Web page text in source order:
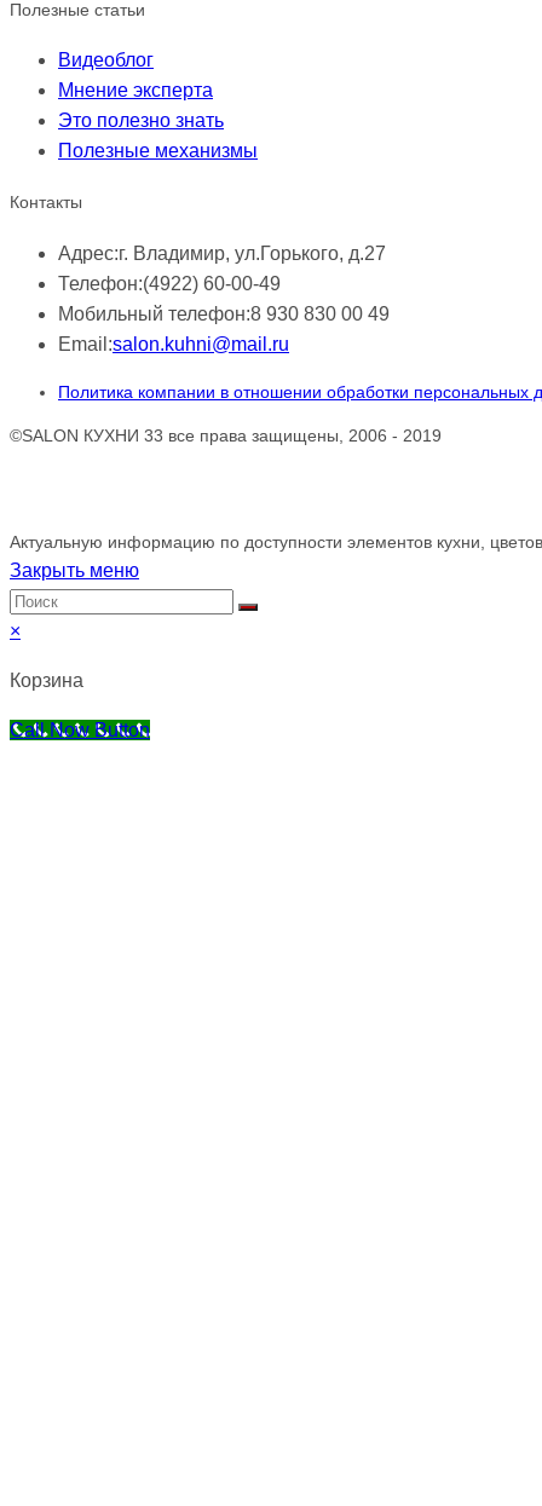
Полезные статьи
Видеоблог
Мнение эксперта
Это полезно знать
Полезные механизмы
Контакты
Адрес:г. Владимир, ул.Горького, д.27
Телефон:(4922) 60-00-49
Мобильный телефон:8 930 830 00 49
Email:salon.kuhni@mail.ru
Политика компании в отношении обработки персональных
©SALON КУХНИ 33 все права защищены, 2006 - 2019
Актуальную информацию по доступности элементов кухни,
Закрыть меню
×
Корзина
Call Now Button